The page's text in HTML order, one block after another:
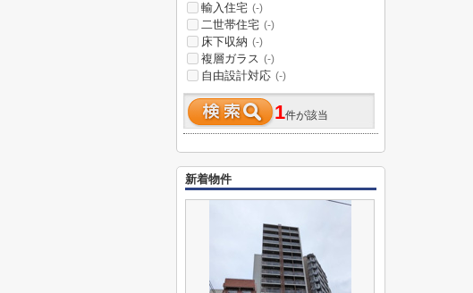
輸入住宅 (-)
二世帯住宅 (-)
床下収納 (-)
複層ガラス (-)
自由設計対応 (-)
1件が該当
新着物件